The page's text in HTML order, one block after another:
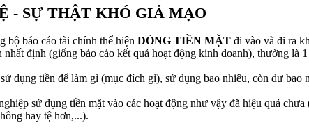
- SỰ THẬT KHÓ GIẢ MẠO
bộ báo cáo tài chính thể hiện DÒNG TIỀN MẶT đi vào và đi ra
định (giống báo cáo kết quả hoạt động kinh doanh), thường là
dụng tiền để làm gì (mục đích gì), sử dụng bao nhiêu, còn dư bao
sử dụng tiền mặt vào các hoạt động như vậy đã hiệu quả
hay tệ hơn,...).